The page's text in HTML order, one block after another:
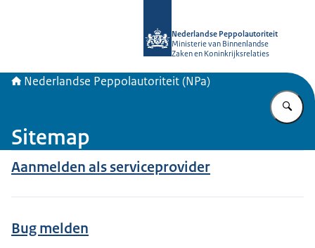
Nederlandse Peppolautoriteit
Ministerie van Binnenlandse
Zaken en Koninkrijksrelaties
Nederlandse Peppolautoriteit (NPa)
Sitemap
Aanmelden als serviceprovider
Bug melden